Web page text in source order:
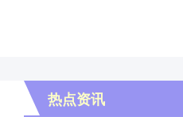
热点资讯